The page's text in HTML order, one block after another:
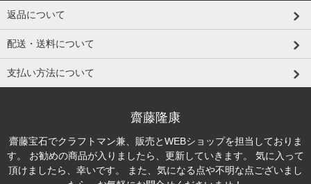
返品について
配送・送料について
支払い方法について
齋藤隆康
齋藤宝石でクラフトマン兼、販売とWEBショップを担当しておりま
す。 お勧めの商品が入りましたら、更新していきます。 気に入って
頂けましたら、幸いです。 また、気になる点や不明な点ございまし